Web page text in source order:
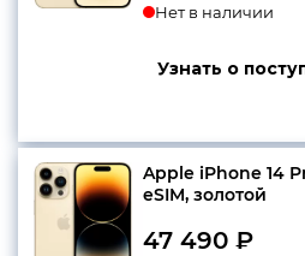
Нет в наличии
Узнать о
Apple iPhone 14
еSIM, золотой
47 490 ₽